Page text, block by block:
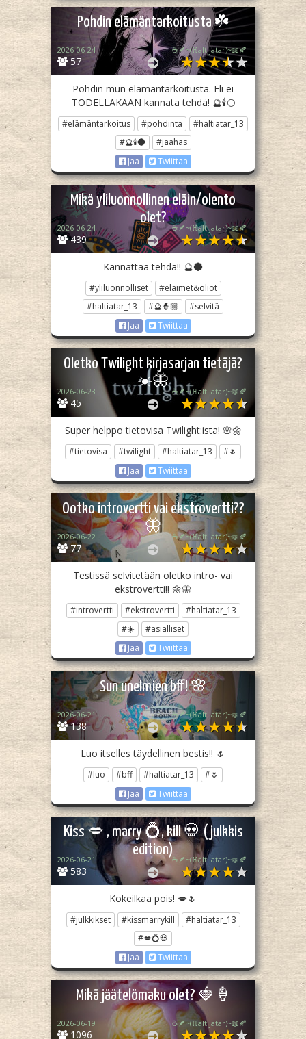
Pohdin elämäntarkoitusta ☘️
57
2026-06-24 ☕🪶~(ℍaltijatar)~📖🍂
Pohdin mun elämäntarkoitusta. Eli ei
TODELLAKAAN kannata tehdä! 🔮🕯️🌕
#elämäntarkoitus #pohdinta
#haltiatar_13
#🔮🕯️🌑
#jaahas
Jaa
Twiittaa
Mikä yliluonnollinen eläin/olento
olet?
439
2026-06-24 ☕🪶~(ℍaltijatar)~📖🍂
Kannattaa tehdä!! 🔮🌑
#yliluonnolliset
#eläimet&oliot
#haltiatar_13
#🔮🧙🏼
#selvitä
Jaa
Twiittaa
Oletko Twilight kirjasarjan tietäjä?
☀️🦋
45
2026-06-23 ☕🪶~(ℍaltijatar)~📖🍂
Super helppo tietovisa Twilight:ista! 🌸🌼
#tietovisa #twilight #haltiatar_13
#🌷
Jaa
Twiittaa
Ootko introvertti vai ekstrovertti??
🦋
77
2026-06-22 ☕🪶~(ℍaltijatar)~📖🍂
Testissä selvitetään oletko intro- vai
ekstrovertti!! 🌼🦋
#introvertti #ekstrovertti
#haltiatar_13
#☀️
#asialliset
Jaa
Twiittaa
Sun unelmien bff! 🌸
138
2026-06-21 ☕🪶~(ℍaltijatar)~📖🍂
Luo itselles täydellinen bestis!! 🌷
#luo #bff #haltiatar_13
#🌷
Jaa
Twiittaa
Kiss 💋 , marry 💍, kill 💀 (julkkis
edition)
583
2026-06-21 ☕🪶~(ℍaltijatar)~📖🍂
Kokeilkaa pois! 💋🌷
#julkkikset #kissmarrykill
#haltiatar_13
#💋💍💀
Jaa
Twiittaa
Mikä jäätelömaku olet? 🍓🍦
1096
2026-06-19 ☕🪶~(ℍaltijatar)~📖🍂